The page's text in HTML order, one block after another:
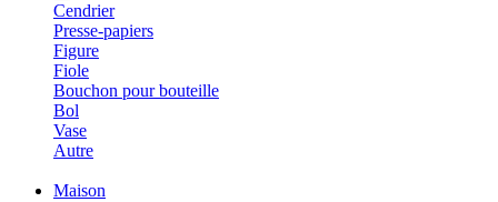
Cendrier
Presse-papiers
Figure
Fiole
Bouchon pour bouteille
Bol
Vase
Autre
Maison